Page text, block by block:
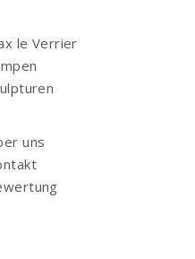
le Verrier
uns